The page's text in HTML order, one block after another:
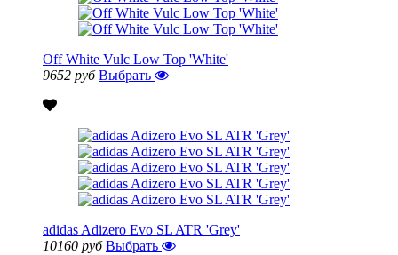
Off White Vulc Low Top 'White'
9652 руб Выбрать
adidas Adizero Evo SL ATR 'Grey'
10160 руб Выбрать